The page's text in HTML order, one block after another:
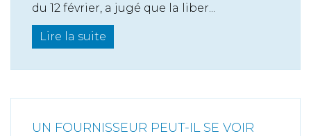
du 12 février, a jugé que la liber...
Lire la suite
UN FOURNISSEUR PEUT-IL SE VOIR